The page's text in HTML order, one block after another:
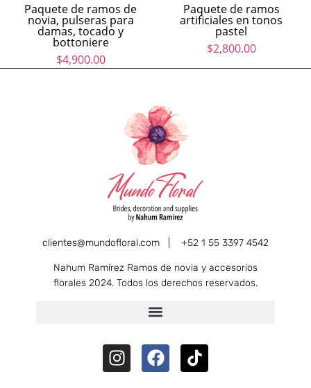
Paquete de ramos de
novia, pulseras para
damas, tocado y
bottoniere
$4,900.00
Paquete de ramos
artificiales en tonos
pastel
$2,800.00
clientes@mundofloral.com | +52 1 55 3397 4542
Nahum Ramírez Ramos de novia y accesorios
florales 2024. Todos los derechos reservados.